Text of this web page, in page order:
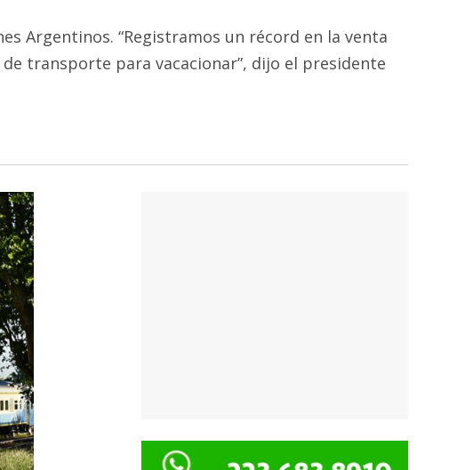
Argentinos. “Registramos un récord en la venta
transporte para vacacionar”, dijo el presidente